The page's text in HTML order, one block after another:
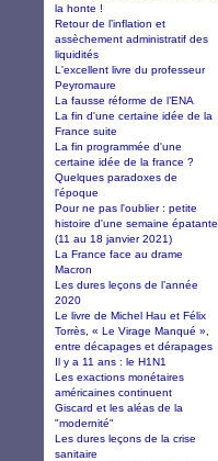
la honte !
Retour de l’inflation et
assèchement administratif des
liquidités
L'excellent livre du professeur
Peyromaure
La fausse réforme de l’ENA
La fin d'une certaine idée de la
France suite
La fin programmée d'une
certaine idée de la france ?
Quelques paradoxes de
l'époque
Pour ne pas l'oublier : petite
histoire d'une semaine épatante
(11 au 18 janvier 2021)
La France face au drame
Macron
Les dures leçons de l’année
2020
Le livre de Michel Hau et Félix
Torrès, « Le Virage Manqué »,
entre décapages et dérapages
Il y a 11 ans : le H1N1
Les exactions monétaires
américaines continuent
Giscard et les aléas de la
"modernité"
Les dures leçons de la crise
sanitaire